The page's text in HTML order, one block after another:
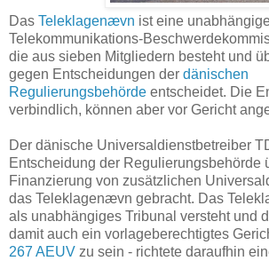
Das Teleklagenævn ist eine
Telekommunikations-
die aus sieben Mitgliedern besteht und
gegen Entscheidungen der dänischen
Regulierungsbehörde entscheidet. Die
verbindlich, können aber vor Gericht
Der dänische Universaldienstbetreiber
Entscheidung der Regulierungsbehörde
Finanzierung von zusätzlichen
das Teleklagenævn gebracht. Das
als unabhängiges Tribunal versteht und
damit auch ein vorlageberechtigtes
267 AEUV zu sein - richtete daraufhin